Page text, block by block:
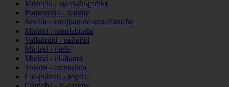
Valencia - quart-de-poblet
Pontevedra - tomiño
Sevilla - san-juan-de-aznalfarache
Madrid - fuenlabrada
Valladolid - peñafiel
Madrid - parla
Madrid - el-álamo
Toledo - fuensalida
Las-palmas - tejeda